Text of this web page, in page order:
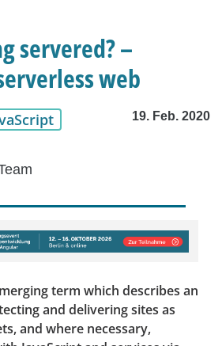
servered? –
web
19. Feb. 2020
term which describes an
and delivering sites as
and where necessary,